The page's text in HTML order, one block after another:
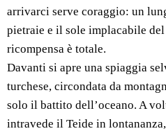
arrivarci serve coraggio: un
pietraie e il sole implacabile
ricompensa è totale.
Davanti si apre una spiaggia
turchese, circondata da
solo il battito dell’oceano. A
intravede il Teide in